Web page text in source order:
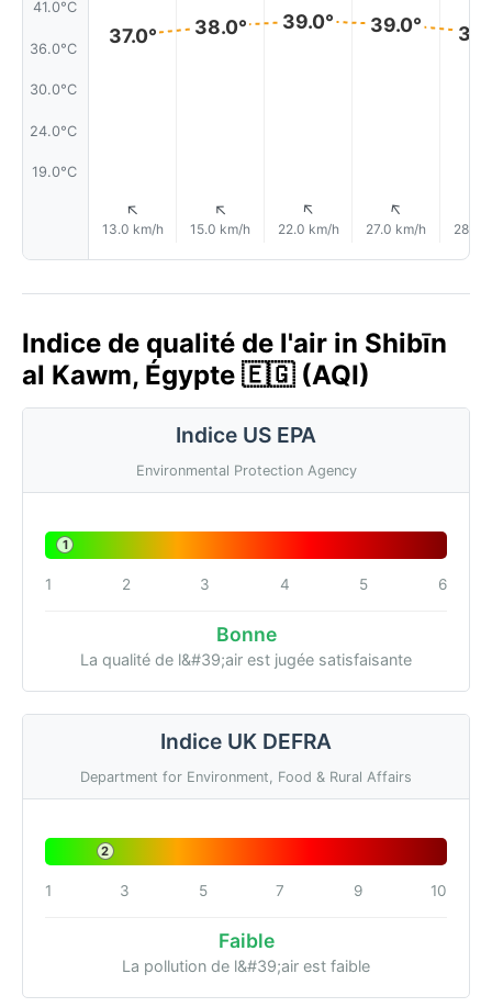
41.0°C
36.0°C
30.0°C
24.0°C
19.0°C
37.0°
↑
13.0 km/h
38.0°
↑
15.0 km/h
39.0°
↑
22.0 km/h
39.0°
↑
27.0 km/h 28.0
Indice de qualité de l'air in Shibīn
al Kawm, Égypte 🇪🇬 (AQI)
Indice US EPA
Environmental Protection Agency
1
1 2 3 4 5 6
Bonne
La qualité de l&#39;air est jugée satisfaisante
Indice UK DEFRA
Department for Environment, Food & Rural Affairs
2
1 3 5 7 9 10
Faible
La pollution de l&#39;air est faible